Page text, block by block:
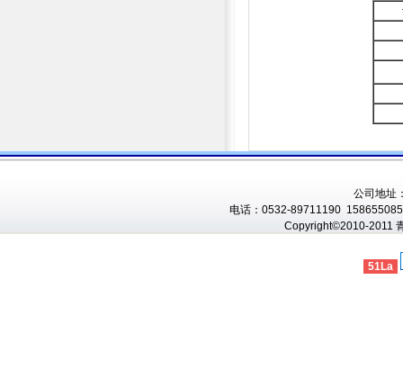
公司地址
电话：0532-89711190
Copyright©2010-2011
51La